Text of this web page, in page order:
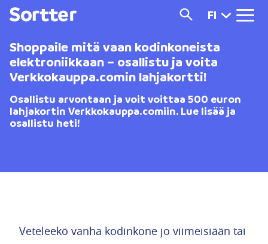
FI
Shoppaile mitä vaan kodinkoneista
elektroniikkaan – osallistu ja voita
Verkkokauppa.comin lahjakortti!
Osallistu arvontaan ja voit voittaa 500 euron
lahjakortin Verkkokauppa.comiin. Lue lisää ja
osallistu heti!
Veteleekö vanha kodinkone jo viimeisiään tai